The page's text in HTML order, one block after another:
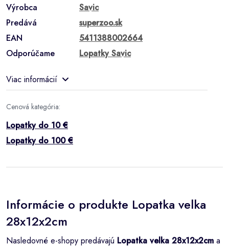
Výrobca
Savic
Predává
superzoo.sk
EAN
5411388002664
Odporúčame
Lopatky Savic
Viac informácií
Cenová kategória:
Lopatky do 10 €
Lopatky do 100 €
Informácie o produkte Lopatka velka
28x12x2cm
Nasledovné e-shopy predávajú Lopatka velka 28x12x2cm a